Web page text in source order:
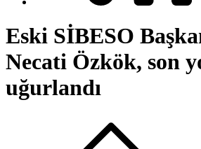
Eski SİBESO
Necati Özkök, son
uğurlandı